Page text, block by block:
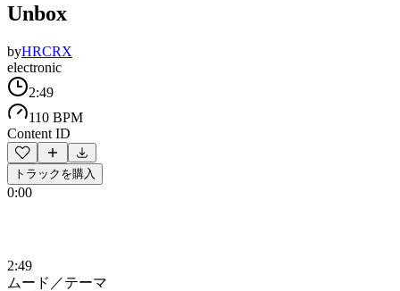
Unbox
byHRCRX
electronic
2:49
110 BPM
Content ID
トラックを購入
0:00
2:49
ムード／テーマ